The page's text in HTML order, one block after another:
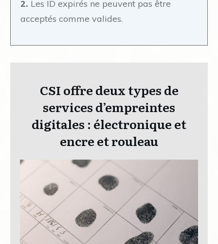
2. Les ID expirés ne peuvent pas être
acceptés comme valides.
CSI offre deux types de
services d’empreintes
digitales : électronique et
encre et rouleau